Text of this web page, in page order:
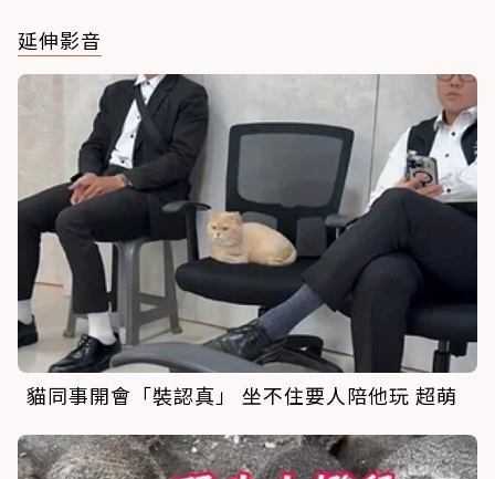
延伸影音
貓同事開會「裝認真」 坐不住要人陪他玩 超萌